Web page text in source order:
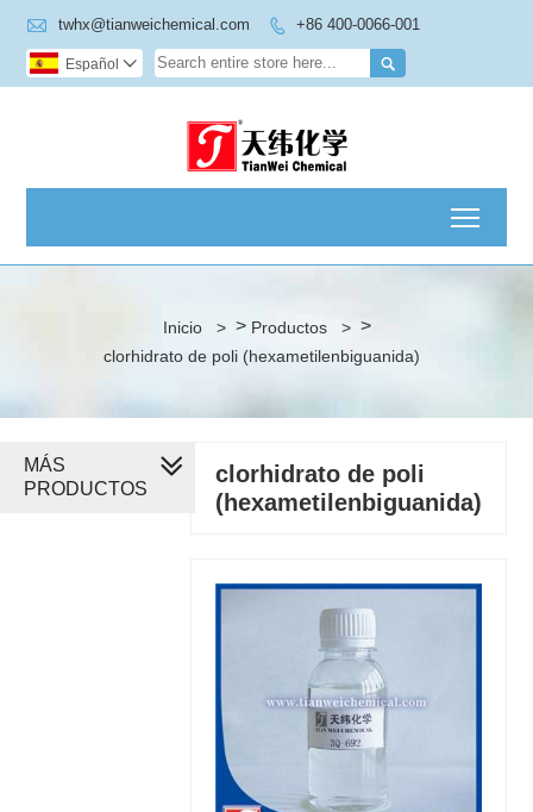
 twhx@tianweichemical.com  +86 400-0066-001

Español 
Inicio > > Productos > >
clorhidrato de poli (hexametilenbiguanida)
clorhidrato de poli
(hexametilenbiguanida)
MÁS
PRODUCTOS